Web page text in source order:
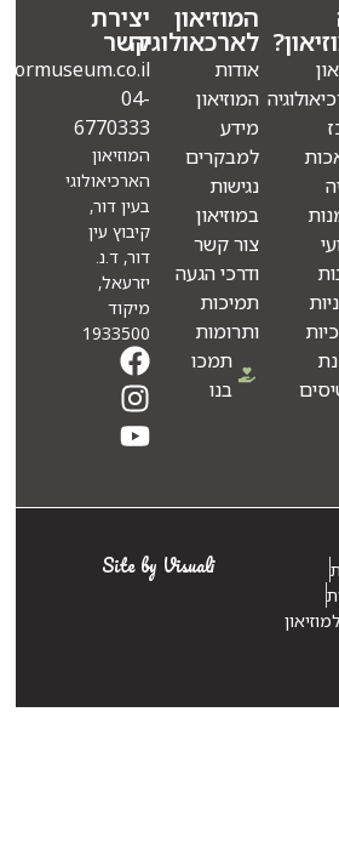
המוזיאון
לארכאולוגיה
אודות
המוזיאון
מידע
למבקרים
נגישות
במוזיאון
צור קשר
ודרכי הגעה
תמיכות
ותרומות
בנו
יצירת
קשר
Info@eindormuseum.co.il
04-
6770333
המוזיאון
הארכיאולוגי
בעין דור,
קיבוץ עין
דור, ד.נ.
יזרעאל,
מיקוד
1933500
Site by Visuali